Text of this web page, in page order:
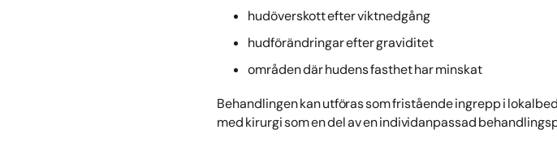
hudöverskott efter viktnedgång
hudförändringar efter graviditet
områden där hudens fasthet har minskat
Behandlingen kan utföras som fristående ingrepp i
med kirurgi som en del av en individanpassad